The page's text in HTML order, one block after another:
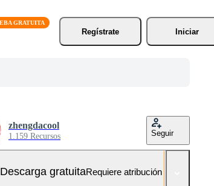
Regístrate
Iniciar
zhengdacool
1.159 Recursos Seguir
Descarga gratuitaRequiere atribución